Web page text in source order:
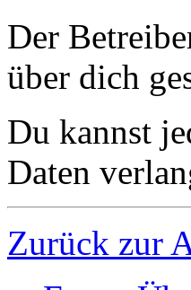
Der
über dich
Du kannst
Daten
Zurück zur